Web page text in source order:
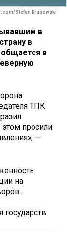
Stefan Krasowski
в
в
в
ТПК
просили
—
на